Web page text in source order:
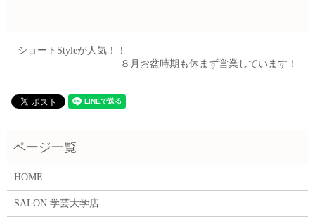
ショートStyleが人気！！
８月お盆時期も休まず営業しています！
HOME
SALON 学芸大学店